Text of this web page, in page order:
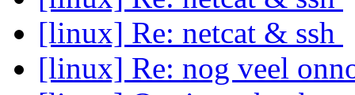
[linux] Re: netcat & ssh
[linux] Re: nog veel